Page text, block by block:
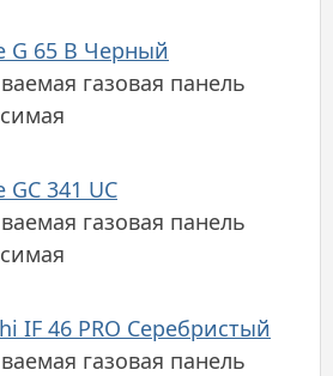
G 65 B Черный
газовая панель
GC 341 UC
газовая панель
IF 46 PRO Серебристый
газовая панель